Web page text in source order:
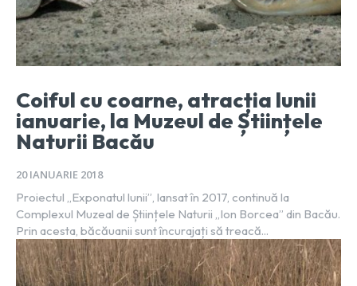
Coiful cu coarne, atracția lunii
ianuarie, la Muzeul de Științele
Naturii Bacău
20 IANUARIE 2018
Proiectul „Exponatul lunii”, lansat în 2017, continuă la
Complexul Muzeal de Științele Naturii „Ion Borcea” din Bacău.
Prin acesta, băcăuanii sunt încurajați să treacă...